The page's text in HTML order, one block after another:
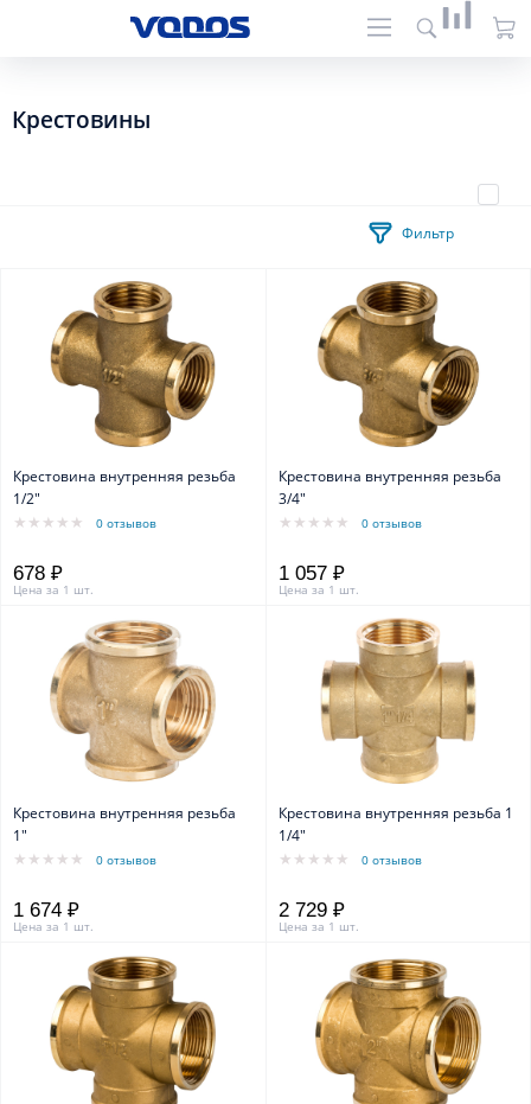
Крестовины
Фильтр
Крестовина внутренняя резьба
1/2"
0 отзывов
678 ₽
Цена за 1 шт.
Крестовина внутренняя резьба
3/4"
0 отзывов
1 057 ₽
Цена за 1 шт.
Крестовина внутренняя резьба
1"
0 отзывов
1 674 ₽
Цена за 1 шт.
Крестовина внутренняя резьба 1
1/4"
0 отзывов
2 729 ₽
Цена за 1 шт.